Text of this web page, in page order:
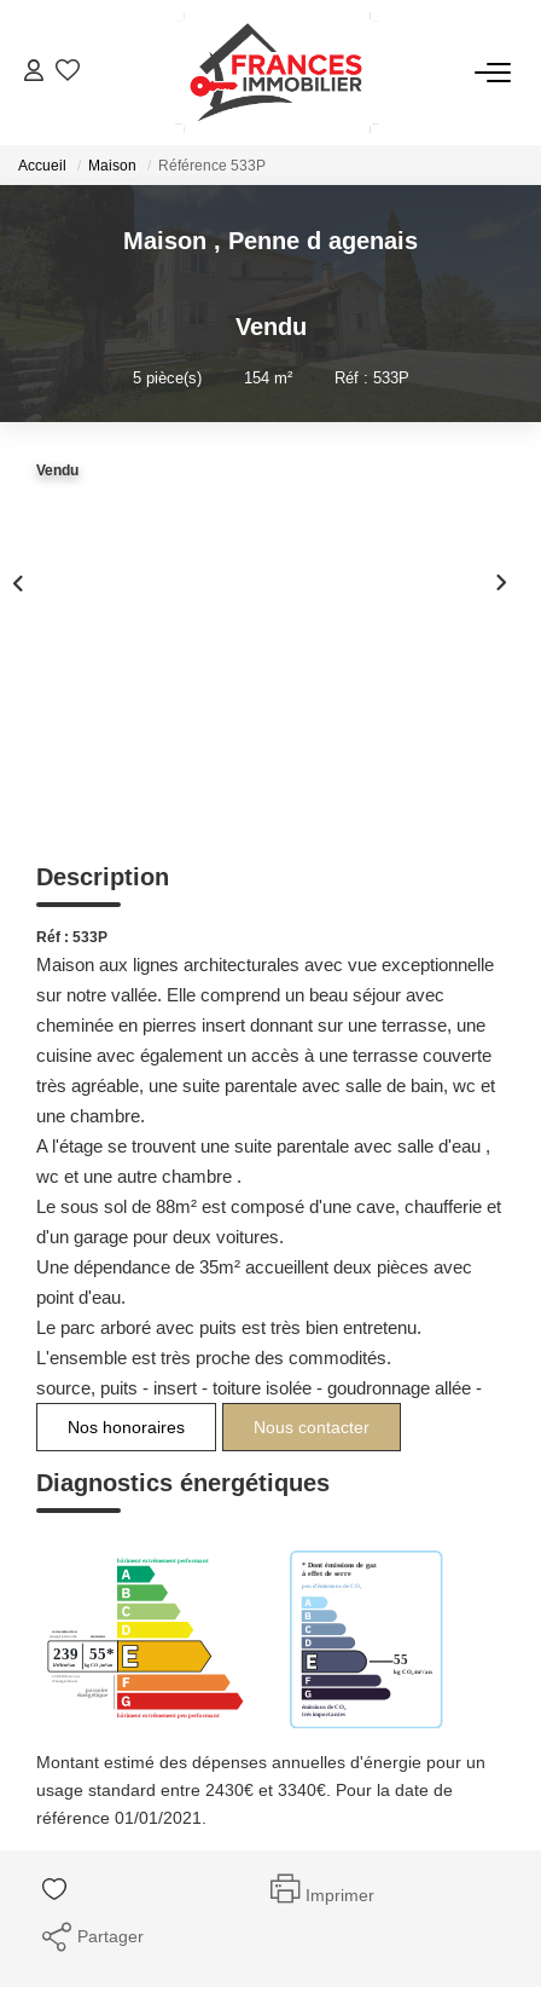
ESTIMATION
Accueil Maison Référence 533P
Maison , Penne d agenais
Vendu
5pièce(s) 154m² Réf : 533P
Vendu
Description
Réf : 533P
Maison aux lignes architecturales avec vue exceptionnelle
sur notre vallée. Elle comprend un beau séjour avec
cheminée en pierres insert donnant sur une terrasse, une
cuisine avec également un accès à une terrasse couverte
très agréable, une suite parentale avec salle de bain, wc et
une chambre.
A l'étage se trouvent une suite parentale avec salle d'eau ,
wc et une autre chambre .
Le sous sol de 88m² est composé d'une cave, chaufferie et
d'un garage pour deux voitures.
Une dépendance de 35m² accueillent deux pièces avec
point d'eau.
Le parc arboré avec puits est très bien entretenu.
L'ensemble est très proche des commodités.
source, puits - insert - toiture isolée - goudronnage allée -
Nos honoraires Nous contacter
Diagnostics énergétiques
Montant estimé des dépenses annuelles d'énergie pour un
usage standard entre 2430€ et 3340€. Pour la date de
référence 01/01/2021.
Imprimer
Partager